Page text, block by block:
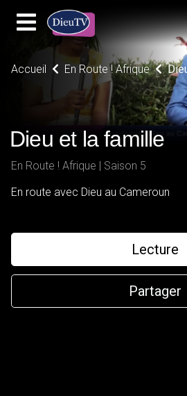
Accueil En Route ! Afrique
Dieu et la famille
En Route ! Afrique | Saison 5
En route avec Dieu au Cameroun
Lecture
Partager